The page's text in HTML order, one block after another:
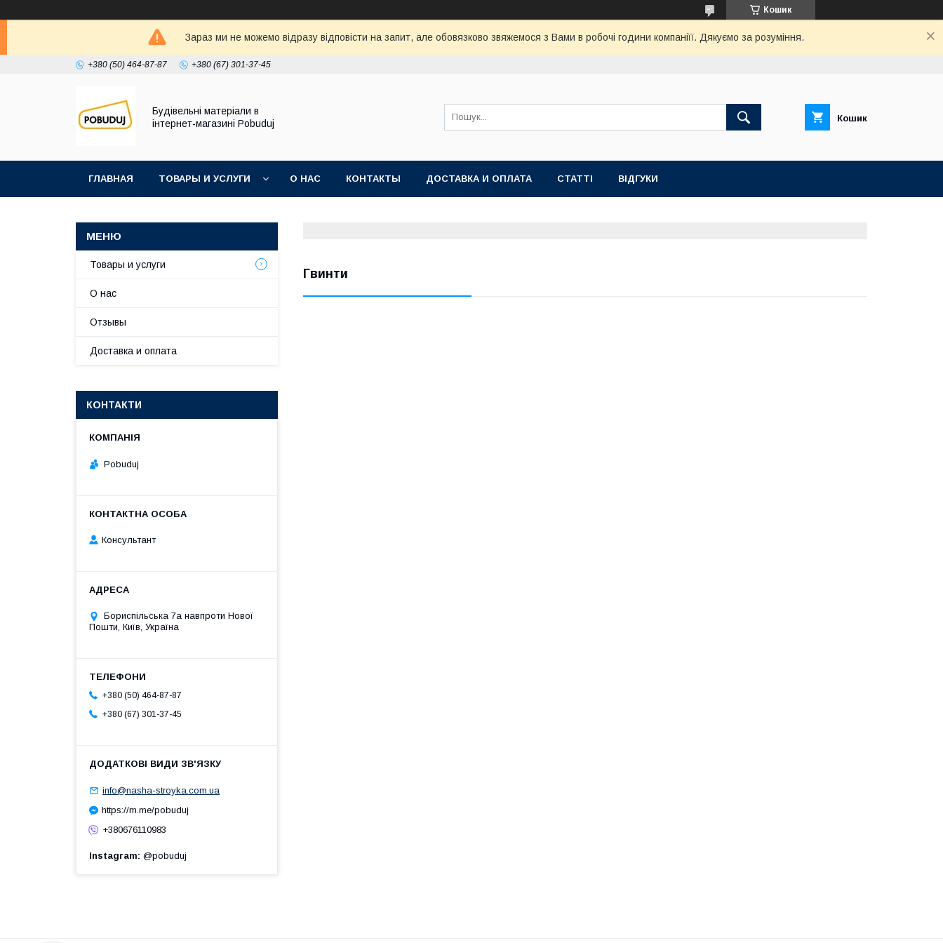
Кошик
Зараз ми не можемо відразу відповісти на запит, але обовязково звяжемося з Вами в робочі години компаніїї. Дякуємо за розуміння.
+380 (50) 464-87-87 +380 (67) 301-37-45
Будівельні матеріали в
інтернет-магазині Pobuduj
Кошик
ГЛАВНАЯ ТОВАРЫ И УСЛУГИ О НАС КОНТАКТЫ ДОСТАВКА И ОПЛАТА СТАТТІ ВІДГУКИ
Гвинти
Товары и услуги
О нас
Отзывы
Доставка и оплата
КОНТАКТИ
Pobuduj
Консультант
Бориспільська 7а навпроти Нової
Пошти, Київ, Україна
+380 (50) 464-87-87
+380 (67) 301-37-45
info@nasha-stroyka.com.ua
https://m.me/pobuduj
+380676110983
Instagram @pobuduj